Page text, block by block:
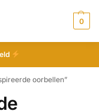
0
oorbellen”